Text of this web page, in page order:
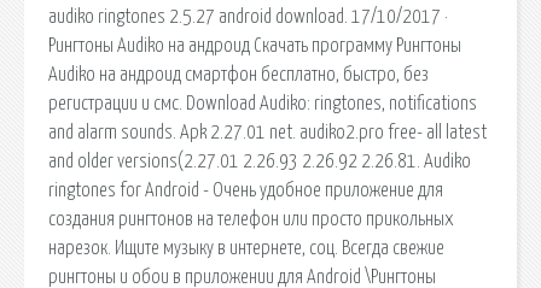
audiko ringtones 2.5.27 android download. 17/10/2017 ·
Рингтоны Audiko на андроид Скачать программу Рингтоны
Audiko на андроид смартфон бесплатно, быстро, без
регистрации и смс. Download Audiko: ringtones, notifications
and alarm sounds. Apk 2.27.01 net. audiko2.pro free- all latest
and older versions(2.27.01 2.26.93 2.26.92 2.26.81. Audiko
ringtones for Android - Очень удобное приложение для
создания рингтонов на телефон или просто прикольных
нарезок. Ищите музыку в интернете, соц. Всегда свежие
рингтоны и обои в приложении для Android \Рингтоны